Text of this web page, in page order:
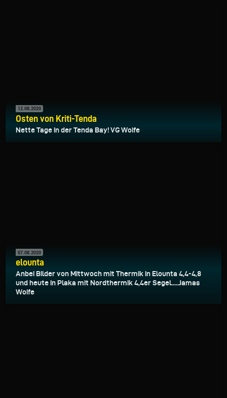
12.08.2020
Osten von Kriti-Tenda
Nette Tage in der Tenda Bay! VG Woife
07.08.2020
elounta
Anbei Bilder von Mittwoch mit Thermik in Elounta 4,4-4,8
und heute in Plaka mit Nordthermik 4,4er Segel.....Jamas
Woife